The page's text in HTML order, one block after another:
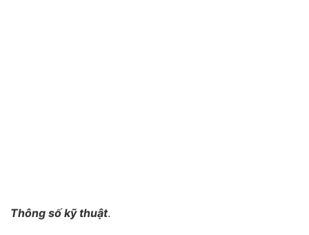
Thông số kỹ thuật.